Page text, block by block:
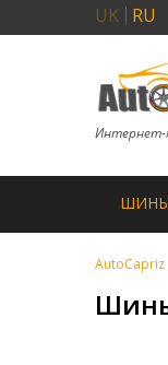
UK RU
Интернет-
AutoCapriz